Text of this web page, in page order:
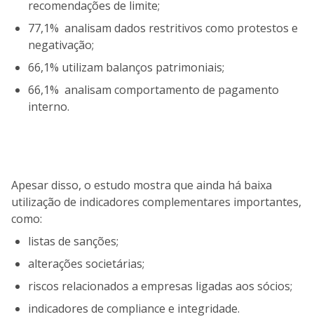
recomendações de limite;
77,1% analisam dados restritivos como protestos e
negativação;
66,1% utilizam balanços patrimoniais;
66,1% analisam comportamento de pagamento
interno.
Apesar disso, o estudo mostra que ainda há baixa
utilização de indicadores complementares importantes,
como:
listas de sanções;
alterações societárias;
riscos relacionados a empresas ligadas aos sócios;
indicadores de compliance e integridade.